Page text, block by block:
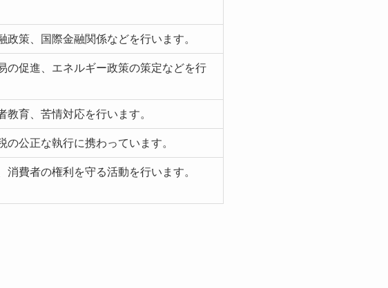
策、国際金融関係などを行います。
の促進、エネルギー政策の策定などを行
育、苦情対応を行います。
公正な執行に携わっています。
費者の権利を守る活動を行います。